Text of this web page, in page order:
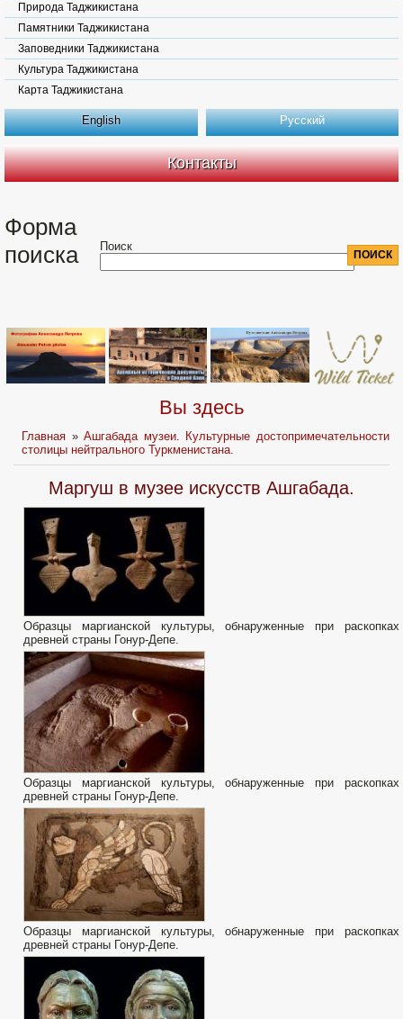
Природа Таджикистана
Памятники Таджикистана
Заповедники Таджикистана
Культура Таджикистана
Карта Таджикистана
English Русский
Контакты
Форма
поиска
Поиск
Вы здесь
Главная »Ашгабада музеи. Культурные достопримечательности
столицы нейтрального Туркменистана.
Маргуш в музее искусств Ашгабада.
Образцы маргианской культуры, обнаруженные при раскопках
древней страны Гонур-Депе.
Образцы маргианской культуры, обнаруженные при раскопках
древней страны Гонур-Депе.
Образцы маргианской культуры, обнаруженные при раскопках
древней страны Гонур-Депе.